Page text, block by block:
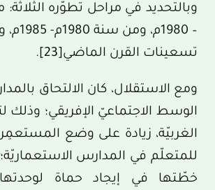
–
تسعينات القرن الماضي[23]
.
ومع الاستقلال، كان الالتحاق
الوسط الاجتماعيّ الإفريقي؛ وذلك
الغربيّة، زيادة على وضع
للمتعلّم في المدارس
خطّتها في إيجاد حماة لوحدتها